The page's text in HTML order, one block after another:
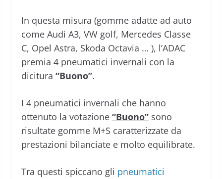
In questa misura (gomme adatte ad auto
come Audi A3, VW golf, Mercedes Classe
C, Opel Astra, Skoda Octavia … ), l’ADAC
premia 4 pneumatici invernali con la
dicitura “Buono”.
I 4 pneumatici invernali che hanno
ottenuto la votazione “Buono”sono
risultate gomme M+S caratterizzate da
prestazioni bilanciate e molto equilibrate.
Tra questi spiccano gli pneumatici